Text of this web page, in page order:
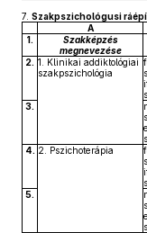
7. Szakpszichológusi
A
1.
Szakképzés
megnevezése
2. 1. Klinikai addiktológiai
szakpszichológia
3.
4. 2. Pszichoterápia
5.